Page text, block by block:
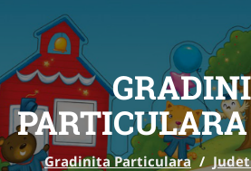
Gradinita Particulara /